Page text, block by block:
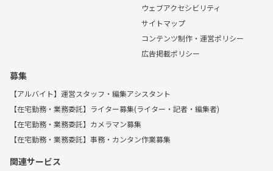
ウェブアクセシビリティ
サイトマップ
コンテンツ制作・運営ポリシー
広告掲載ポリシー
募集
【アルバイト】運営スタッフ・編集アシスタント
【在宅勤務・業務委託】ライター募集(ライター・記者・編集者)
【在宅勤務・業務委託】カメラマン募集
【在宅勤務・業務委託】事務・カンタン作業募集
関連サービス